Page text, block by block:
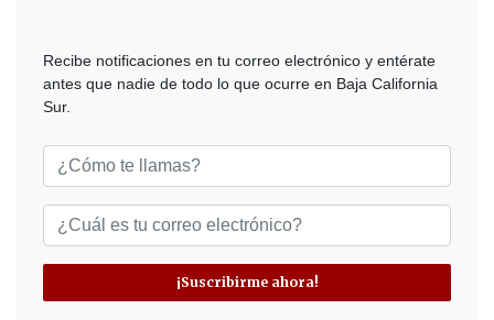
Recibe notificaciones en tu correo electrónico y entérate
antes que nadie de todo lo que ocurre en Baja California
Sur.
¡Suscribirme ahora!